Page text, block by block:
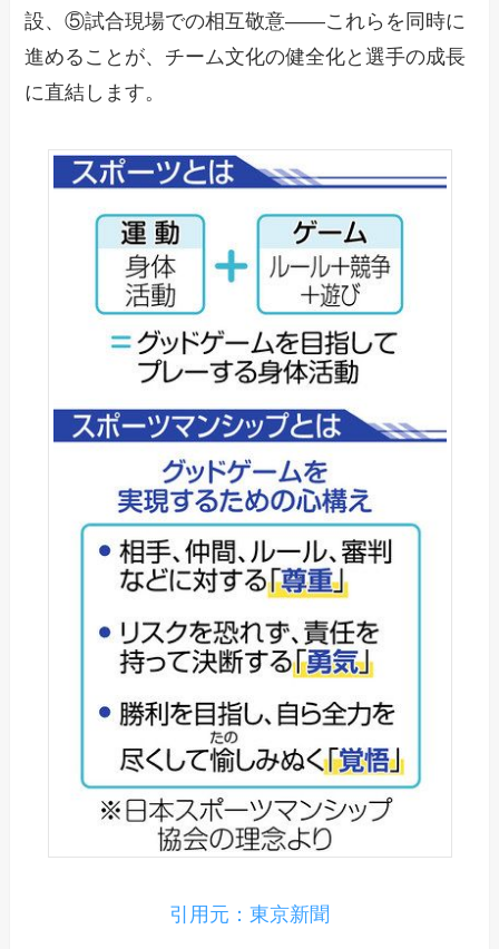
設、⑤試合現場での相互敬意――これらを同時に
進めることが、チーム文化の健全化と選手の成長
に直結します。
引用元：東京新聞